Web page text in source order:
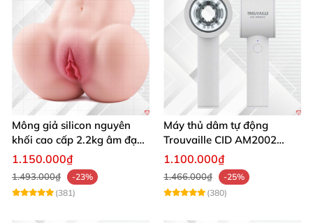
Mông giả silicon nguyên
khối cao cấp 2.2kg âm đạo
và hậu môn khít bót
1.150.000₫
1.493.000₫
-23%
(381)
Máy thủ dâm tự động
Trouvaille CID AM2002
tăng khoái cảm
1.100.000₫
1.466.000₫
-25%
(380)